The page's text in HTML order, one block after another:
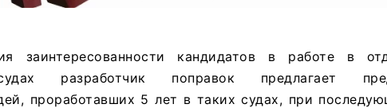
заинтересованности кандидатов в работе в
разработчик поправок предлагает
проработавших 5 лет в таких судах, при